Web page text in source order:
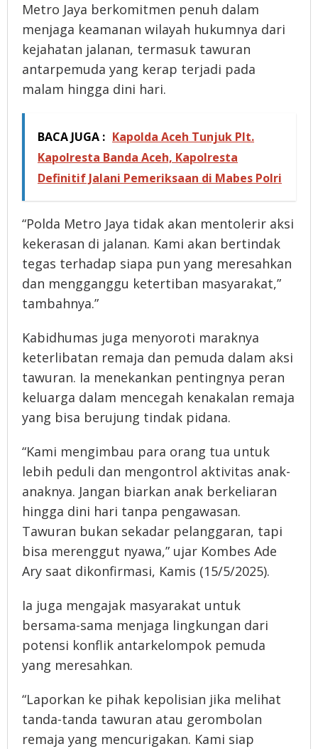
Metro Jaya berkomitmen penuh dalam
menjaga keamanan wilayah hukumnya dari
kejahatan jalanan, termasuk tawuran
antarpemuda yang kerap terjadi pada
malam hingga dini hari.
BACA JUGA : Kapolda Aceh Tunjuk Plt.
Kapolresta Banda Aceh, Kapolresta
Definitif Jalani Pemeriksaan di Mabes Polri
“Polda Metro Jaya tidak akan mentolerir aksi
kekerasan di jalanan. Kami akan bertindak
tegas terhadap siapa pun yang meresahkan
dan mengganggu ketertiban masyarakat,”
tambahnya.”
Kabidhumas juga menyoroti maraknya
keterlibatan remaja dan pemuda dalam aksi
tawuran. Ia menekankan pentingnya peran
keluarga dalam mencegah kenakalan remaja
yang bisa berujung tindak pidana.
“Kami mengimbau para orang tua untuk
lebih peduli dan mengontrol aktivitas anak-
anaknya. Jangan biarkan anak berkeliaran
hingga dini hari tanpa pengawasan.
Tawuran bukan sekadar pelanggaran, tapi
bisa merenggut nyawa,” ujar Kombes Ade
Ary saat dikonfirmasi, Kamis (15/5/2025).
Ia juga mengajak masyarakat untuk
bersama-sama menjaga lingkungan dari
potensi konflik antarkelompok pemuda
yang meresahkan.
“Laporkan ke pihak kepolisian jika melihat
tanda-tanda tawuran atau gerombolan
remaja yang mencurigakan. Kami siap